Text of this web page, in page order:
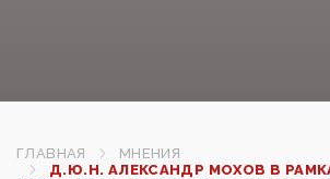
ГЛАВНАЯ
МНЕНИЯ
Д.Ю.Н. АЛЕКСАНДР МОХОВ В